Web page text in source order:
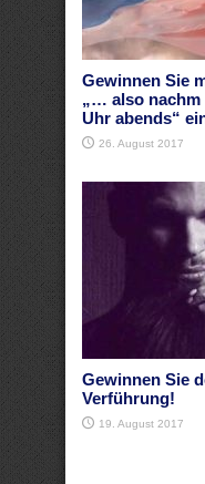
Gewinnen Sie
„… also nachm
Uhr abends“
26. August 2017
Gewinnen Sie
Verführung!
19. August 2017